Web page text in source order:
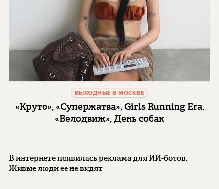
ВЫХОДНЫЕ В МОСКВЕ
«Круто», «Супержатва», Girls Running Era,
«Велодвиж», День собак
В интернете появилась реклама для ИИ-ботов.
Живые люди ее не видят